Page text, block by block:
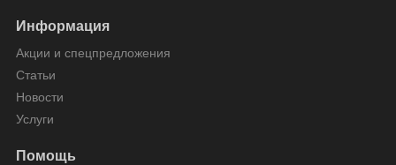
Информация
Акции и спецпредложения
Статьи
Новости
Услуги
Помощь